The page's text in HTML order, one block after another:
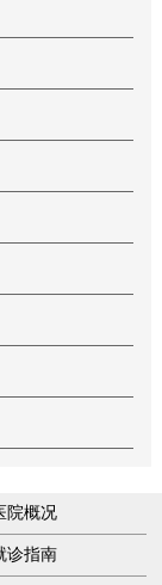
院概况
诊指南